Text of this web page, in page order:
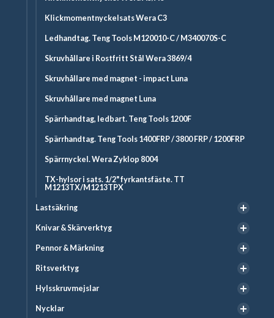
Klickmomentnyckelsats Wera C3
Ledhandtag. Teng Tools M120010-C / M340070S-C
Skruvhållare i Rostfritt Stål Wera 3869/4
Skruvhållare med magnet - impact Luna
Skruvhållare med magnet Luna
Spärrhandtag, ledbart. Teng Tools 1200F
Spärrhandtag. Teng Tools 1400FRP / 3800 FRP / 1200FRP
Spärrnyckel. Wera Zyklop 8004
TX-hylsor i sats. 1/2" fyrkantsfäste. TT
M1213TX/M1213TPX
Lastsäkring
Knivar & Skärverktyg
Pennor & Märkning
Ritsverktyg
Hylsskruvmejslar
Nycklar